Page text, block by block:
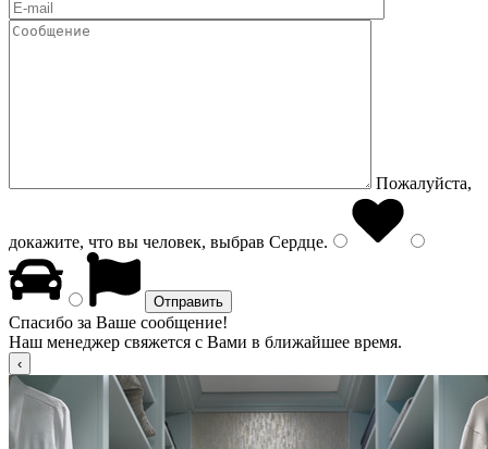
Пожалуйста,
докажите, что вы человек, выбрав Сердце.
Спасибо за Ваше сообщение!
Наш менеджер свяжется с Вами в ближайшее время.